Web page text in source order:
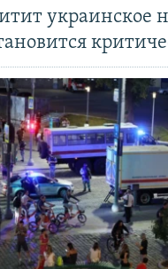
украинское